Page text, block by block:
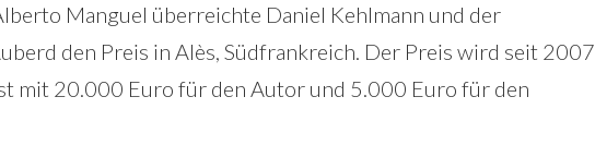
Manguel überreichte Daniel Kehlmann und der
den Preis in Alès, Südfrankreich. Der Preis wird seit 2007
mit 20.000 Euro für den Autor und 5.000 Euro für den